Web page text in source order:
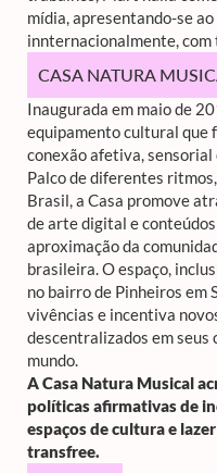
mídia, apresentando-se
innternacionalmente,
CASA NATURA
Inaugurada em maio de
equipamento cultural que
conexão afetiva,
Palco de diferentes
Brasil, a Casa promove
de arte digital e
aproximação da
brasileira. O espaço,
no bairro de Pinheiros em
vivências e incentiva
descentralizados em
mundo.
A Casa Natura Musical
políticas afirmativas de
espaços de cultura e
transfree.